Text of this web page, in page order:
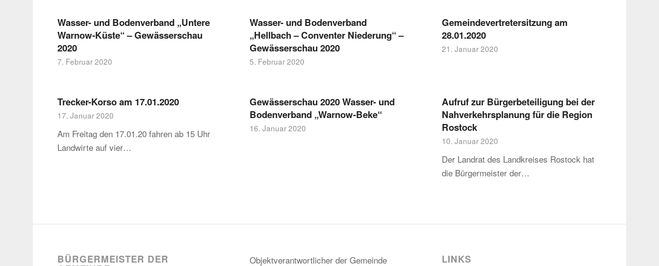
Wasser- und Bodenverband „Untere
Warnow-Küste“ – Gewässerschau
2020
7. Februar 2020
Wasser- und Bodenverband
„Hellbach – Conventer Niederung“ –
Gewässerschau 2020
5. Februar 2020
Gemeindevertretersitzung am
28.01.2020
21. Januar 2020
Trecker-Korso am 17.01.2020
17. Januar 2020
Am Freitag den 17.01.20 fahren ab 15 Uhr
Landwirte auf vier…
Gewässerschau 2020 Wasser- und
Bodenverband „Warnow-Beke“
16. Januar 2020
Aufruf zur Bürgerbeteiligung bei der
Nahverkehrsplanung für die Region
Rostock
10. Januar 2020
Der Landrat des Landkreises Rostock hat
die Bürgermeister der…
BÜRGERMEISTER DER Objektverantwortlicher der Gemeinde LINKS